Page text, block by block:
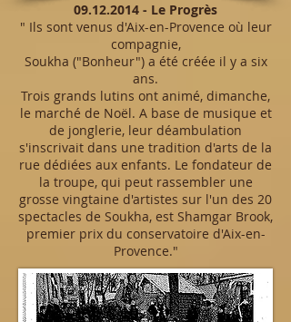
09.12.2014 - Le Progrès
" Ils sont venus d'Aix-en-Provence où leur
compagnie,
Soukha ("Bonheur") a été créée il y a six
ans.
Trois grands lutins ont animé, dimanche,
le marché de Noël. A base de musique et
de jonglerie, leur déambulation
s'inscrivait dans une tradition d'arts de la
rue dédiées aux enfants. Le fondateur de
la troupe, qui peut rassembler une
grosse vingtaine d'artistes sur l'un des 20
spectacles de Soukha, est Shamgar Brook,
premier prix du conservatoire d'Aix-en-
Provence."